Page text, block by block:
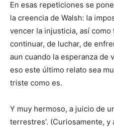
En esas repeticiones se
la creencia de Walsh: la
vencer la injusticia, así como
continuar, de luchar, de
aun cuando la esperanza de
eso este último relato sea
triste como es.
Y muy hermoso, a juicio de
terrestres’. (Curiosamente, y